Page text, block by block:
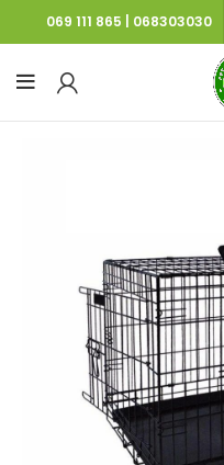
069 111 865 068303030